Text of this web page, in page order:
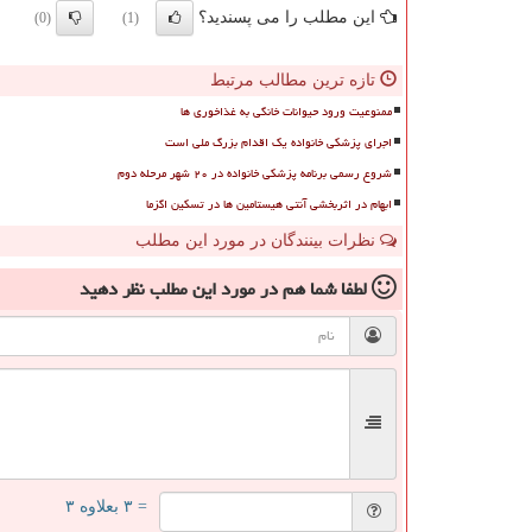
این مطلب را می پسندید؟ (1)
(0)
تازه ترین مطالب مرتبط
ممنوعیت ورود حیوانات خانگی به غذاخوری ها
اجرای پزشکی خانواده یک اقدام بزرگ ملی است
شروع رسمی برنامه پزشکی خانواده در ۲۰ شهر مرحله دوم
ابهام در اثربخشی آنتی هیستامین ها در تسکین اگزما
نظرات بینندگان در مورد این مطلب
لطفا شما همدر مورد این مطلبنظر دهید
= ۳ بعلاوه ۳